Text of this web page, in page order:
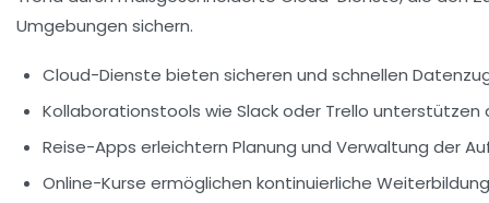
Umgebungen sichern.
Cloud-Dienste bieten sicheren und schnellen
Kollaborationstools wie Slack oder Trello
Reise-Apps erleichtern Planung und Verwaltung der
Online-Kurse ermöglichen kontinuierliche